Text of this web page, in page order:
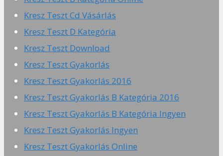
Kresz Teszt Cd Vásárlás
Kresz Teszt D Kategória
Kresz Teszt Download
Kresz Teszt Gyakorlás
Kresz Teszt Gyakorlás 2016
Kresz Teszt Gyakorlás B Kategória 2016
Kresz Teszt Gyakorlás B Kategória Ingyen
Kresz Teszt Gyakorlás Ingyen
Kresz Teszt Gyakorlás Online